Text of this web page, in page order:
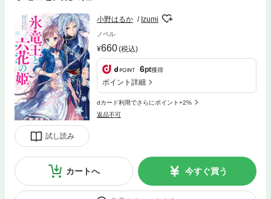
試し読み
小野はるか Izumi
ノベル
660(税込)
6pt獲得
ポイント詳細
dカード利用でさらにポイント+2%
返品不可
カートへ 今すぐ買う